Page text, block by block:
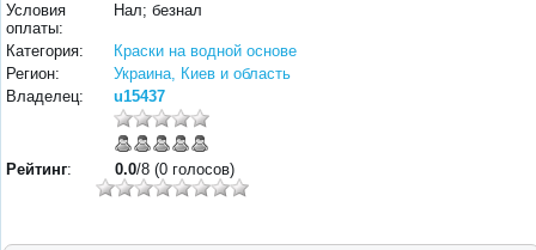
Условия
оплаты:
Нал; безнал
Категория:
Краски на водной основе
Регион:
Украина, Киев и область
Владелец:
u15437
Рейтинг: 0.0/8 (0 голосов)